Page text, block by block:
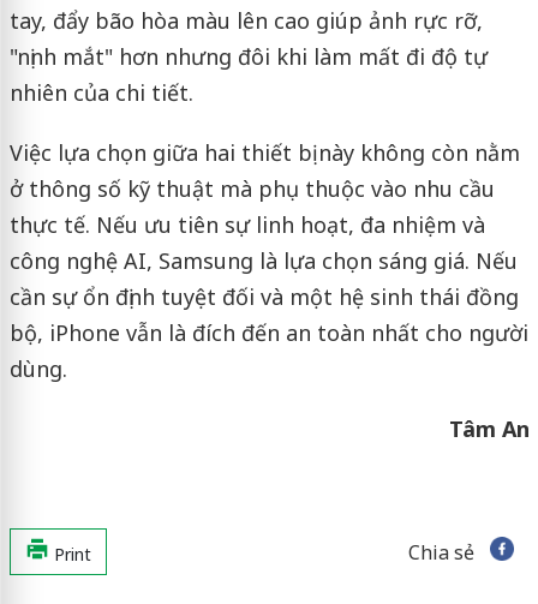
tay, đẩy bão hòa màu lên cao giúp ảnh rực rỡ,
"nịnh mắt" hơn nhưng đôi khi làm mất đi độ tự
nhiên của chi tiết.
Việc lựa chọn giữa hai thiết bị này không còn nằm
ở thông số kỹ thuật mà phụ thuộc vào nhu cầu
thực tế. Nếu ưu tiên sự linh hoạt, đa nhiệm và
công nghệ AI, Samsung là lựa chọn sáng giá. Nếu
cần sự ổn định tuyệt đối và một hệ sinh thái đồng
bộ, iPhone vẫn là đích đến an toàn nhất cho người
dùng.
Tâm An
Print Chia sẻ